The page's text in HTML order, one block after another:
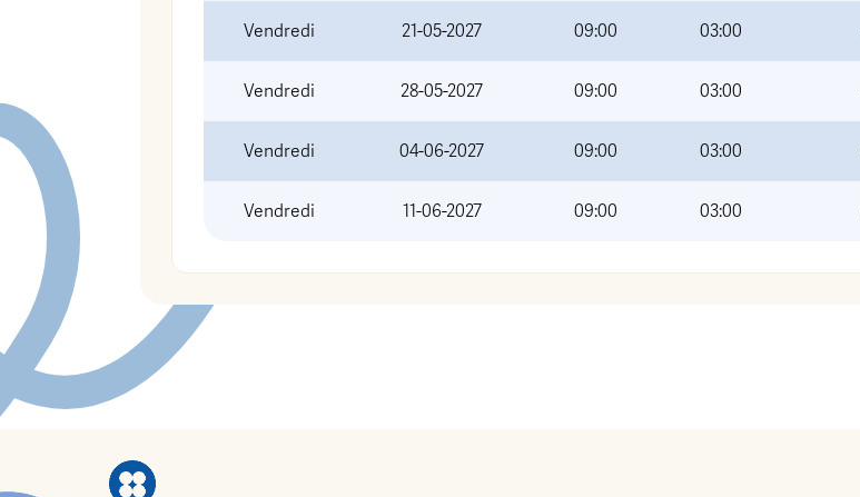
Vendredi 21-05-2027 09:00 03:00
Vendredi 28-05-2027 09:00 03:00
Vendredi 04-06-2027 09:00 03:00
Vendredi 11-06-2027 09:00 03:00